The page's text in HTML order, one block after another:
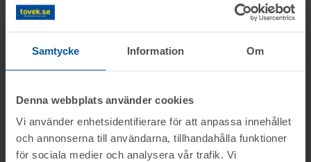
Samtycke Information Om
Denna webbplats använder cookies
Vi använder enhetsidentifierare för att anpassa innehållet
och annonserna till användarna, tillhandahålla funktioner
för sociala medier och analysera vår trafik. Vi
Detaljer
Information